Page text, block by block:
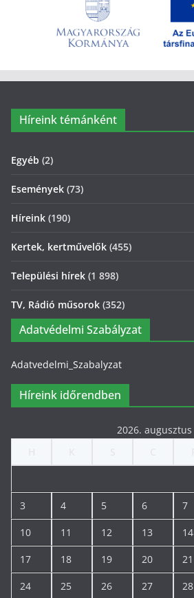
Híreink témánként
Egyéb (2)
Események (73)
Híreink (190)
Kertek, kertművelők (455)
Települési hírek (1 898)
TV, Rádió műsorok (352)
Adatvédelmi Szabályzat
Adatvedelmi_Szabalyzat
Híreink időrendben
2026. augusztus
3 4 5 6 7
10 11 12 13 14
17 18 19 20 21
24 25 26 27 28